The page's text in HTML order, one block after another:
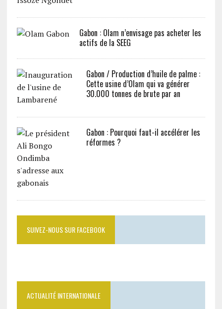
Gabon : Olam n’envisage pas acheter les
actifs de la SEEG
Gabon / Production d’huile de palme :
Cette usine d’Olam qui va générer
30.000 tonnes de brute par an
Gabon : Pourquoi faut-il accélérer les
réformes ?
SUIVEZ-NOUS SUR FACEBOOK
ACTUALITÉ INTERNATIONALE